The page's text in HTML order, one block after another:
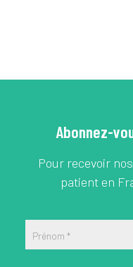
Abonnez-
Pour recevoir
patient en
Prénom *